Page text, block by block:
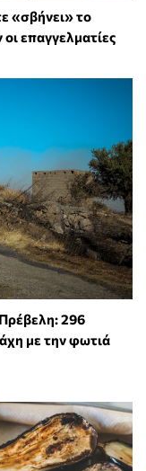
«σβήνει» το
επαγγελματίες
296
με την φωτιά